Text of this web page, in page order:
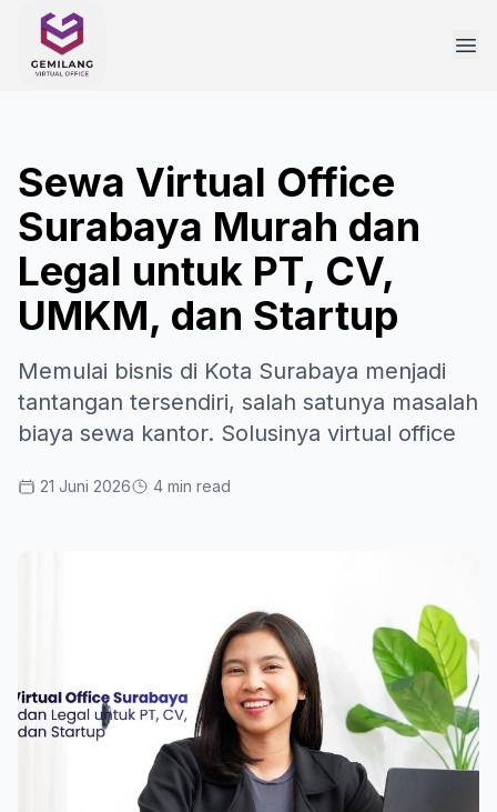
Sewa Virtual Office
Surabaya Murah dan
Legal untuk PT, CV,
UMKM, dan Startup
Memulai bisnis di Kota Surabaya menjadi
tantangan tersendiri, salah satunya masalah
biaya sewa kantor. Solusinya virtual office
21 Juni 2026 4 min read